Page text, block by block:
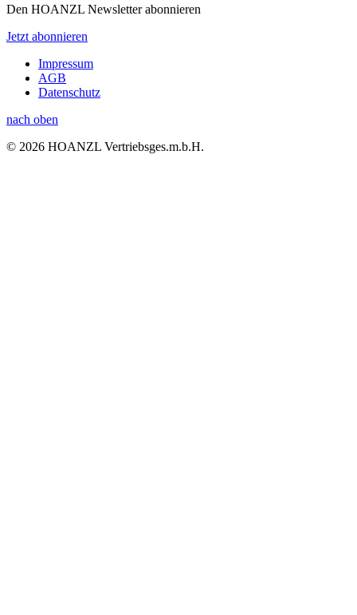
Den HOANZL Newsletter abonnieren
Jetzt abonnieren
Impressum
AGB
Datenschutz
nach oben
© 2026 HOANZL Vertriebsges.m.b.H.